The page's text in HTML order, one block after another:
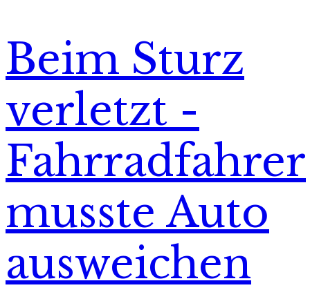
Beim Sturz
verletzt -
Fahrradfahrer
musste Auto
ausweichen